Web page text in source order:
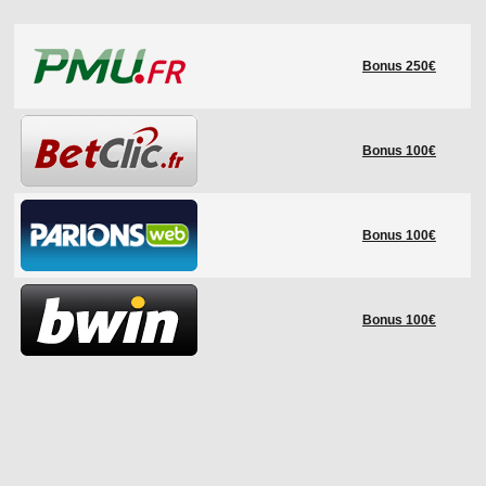
LES STADES
HISTORIQUE
COUPE DES CONFÉDÉRATIONS
Bonus 250€
Bonus 100€
Bonus 100€
Bonus 100€